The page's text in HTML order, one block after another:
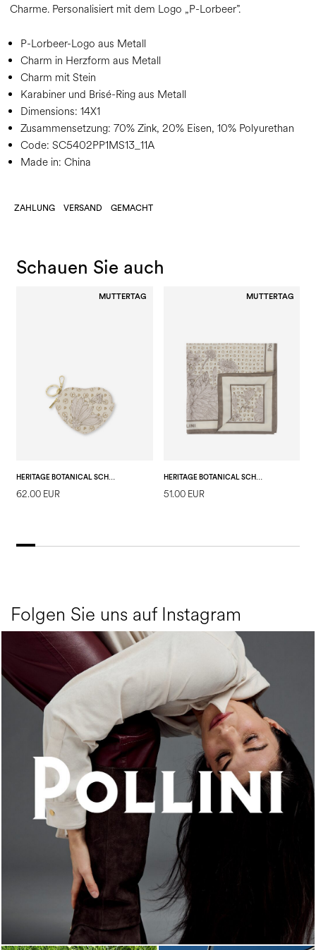
Charme. Personalisiert mit dem Logo „P-Lorbeer”.
P-Lorbeer-Logo aus Metall
Charm in Herzform aus Metall
Charm mit Stein
Karabiner und Brisé-Ring aus Metall
Dimensions: 14X1
Zusammensetzung: 70% Zink, 20% Eisen, 10% Polyurethan
Code: SC5402PP1MS13_11A
Made in: China
ZAHLUNG VERSAND GEMACHT
Schauen Sie auch
MUTTERTAG
HERITAGE BOTANICAL SCHLÜSSELANHÄNGER
62.00 EUR
MUTTERTAG
HERITAGE BOTANICAL SCHAL
51.00 EUR
Folgen Sie uns auf Instagram
An ode to the house’s vibrant Italian roots, the new...